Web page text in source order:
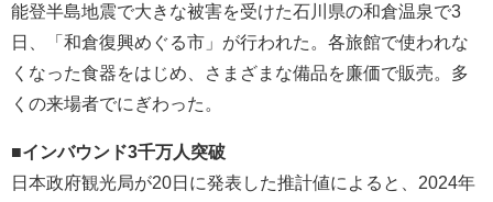
能登半島地震で大きな被害を受けた石川県の和倉温泉で3
日、「和倉復興めぐる市」が行われた。各旅館で使われな
くなった食器をはじめ、さまざまな備品を廉価で販売。多
くの来場者でにぎわった。
■インバウンド3千万人突破
日本政府観光局が20日に発表した推計値によると、2024年